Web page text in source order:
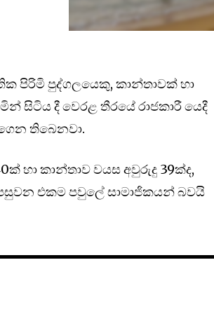
පිරිමි පුද්ගලයෙකු, කාන්තාවක් හා
සිටිය දී වෙරළ තීරයේ රාජකාරී යෙදී
තිබෙනවා.
හා කාන්තාව වයස අවුරුදු 39ක්ද,
පසුවන එකම පවුලේ සාමාජිකයන් බවයි